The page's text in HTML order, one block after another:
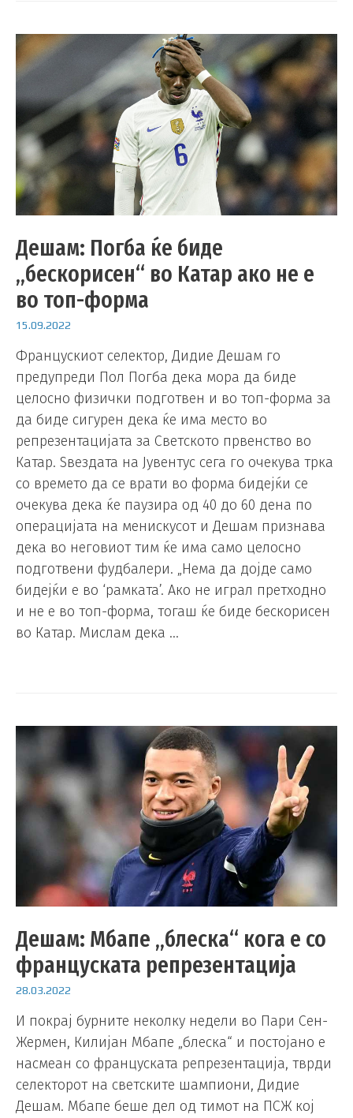
Дешам: Погба ќе биде
„бескорисен“ во Катар ако не е
во топ-форма
15.09.2022
Францускиот селектор, Дидие Дешам го
предупреди Пол Погба дека мора да биде
целосно физички подготвен и во топ-форма за
да биде сигурен дека ќе има место во
репрезентацијата за Светското првенство во
Катар. Ѕвездата на Јувентус сега го очекува трка
со времето да се врати во форма бидејќи се
очекува дека ќе паузира од 40 до 60 дена по
операцијата на менискусот и Дешам признава
дека во неговиот тим ќе има само целосно
подготвени фудбалери. „Нема да дојде само
бидејќи е во ‘рамката’. Ако не играл претходно
и не е во топ-форма, тогаш ќе биде бескорисен
во Катар. Мислам дека …
Дешам: Мбапе „блеска“ кога е со
француската репрезентација
28.03.2022
И покрај бурните неколку недели во Пари Сен-
Жермен, Килијан Мбапе „блеска“ и постојано е
насмеан со француската репрезентација, тврди
селекторот на светските шампиони, Дидие
Дешам. Мбапе беше дел од тимот на ПСЖ кој